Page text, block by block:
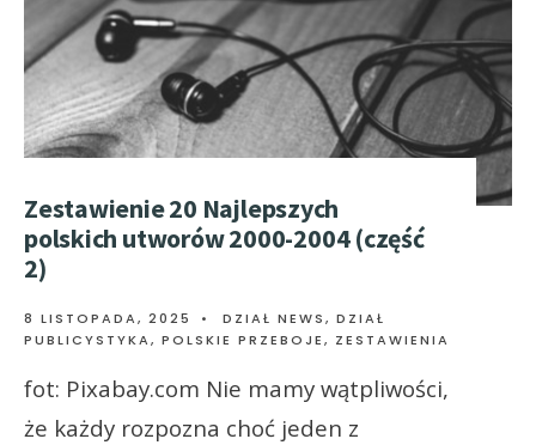
Zestawienie 20 Najlepszych
polskich utworów 2000-2004 (część
2)
8 LISTOPADA, 2025 • DZIAŁ NEWS, DZIAŁ
PUBLICYSTYKA, POLSKIE PRZEBOJE, ZESTAWIENIA
fot: Pixabay.com Nie mamy wątpliwości,
że każdy rozpozna choć jeden z